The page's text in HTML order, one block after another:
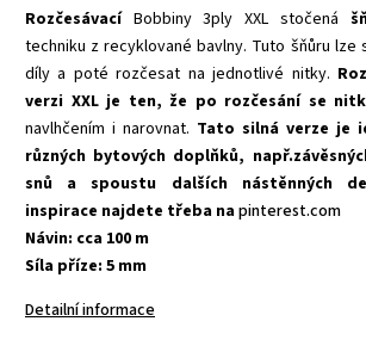
RozčesávacíBobbiny 3ply XXL stočená
techniku z recyklované bavlny. Tuto šňůru lze
díly a poté rozčesat na jednotlivé nitky.
verzi XXL je ten, že po rozčesání se
navlhčením i narovnat. Tato silná verze je
různých bytových doplňků,
snů a spoustu dalších nástěnných
inspirace najdete třeba napinterest.com
Návin: cca 100 m
Síla příze: 5 mm
Detailní informace